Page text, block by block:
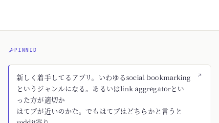
PINNED
↗
新しく着手してるアプリ。いわゆるsocial bookmarking
というジャンルになる。あるいはlink aggregatorとい
った方が適切か
はてブが近いのかな。でもはてブはどちらかと言うと